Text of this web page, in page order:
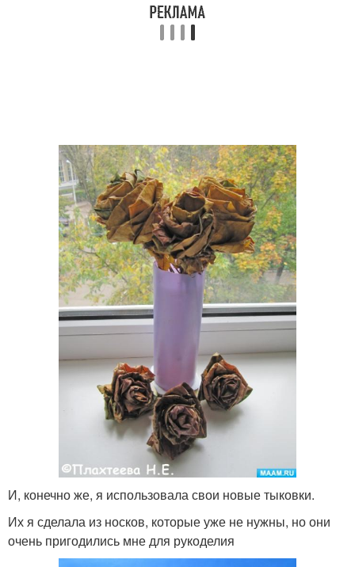
И, конечно же, я использовала свои новые тыковки.
Их я сделала из носков, которые уже не нужны, но они
очень пригодились мне для рукоделия